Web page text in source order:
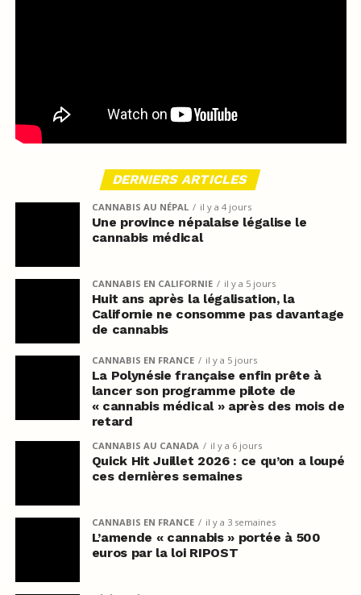
DERNIERS ARTICLES
CANNABIS AU NÉPAL il y a 4 jours
Une province népalaise légalise le
cannabis médical
CANNABIS EN CALIFORNIE il y a 5 jours
Huit ans après la légalisation, la
Californie ne consomme pas davantage
de cannabis
CANNABIS EN FRANCE il y a 5 jours
La Polynésie française enfin prête à
lancer son programme pilote de
« cannabis médical » après des mois de
retard
CANNABIS AU CANADA il y a 6 jours
Quick Hit Juillet 2026 : ce qu’on a loupé
ces dernières semaines
CANNABIS EN FRANCE il y a 3 semaines
L’amende « cannabis » portée à 500
euros par la loi RIPOST